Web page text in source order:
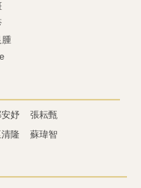
腫
妤
張耘甄
隆 蘇瑋智